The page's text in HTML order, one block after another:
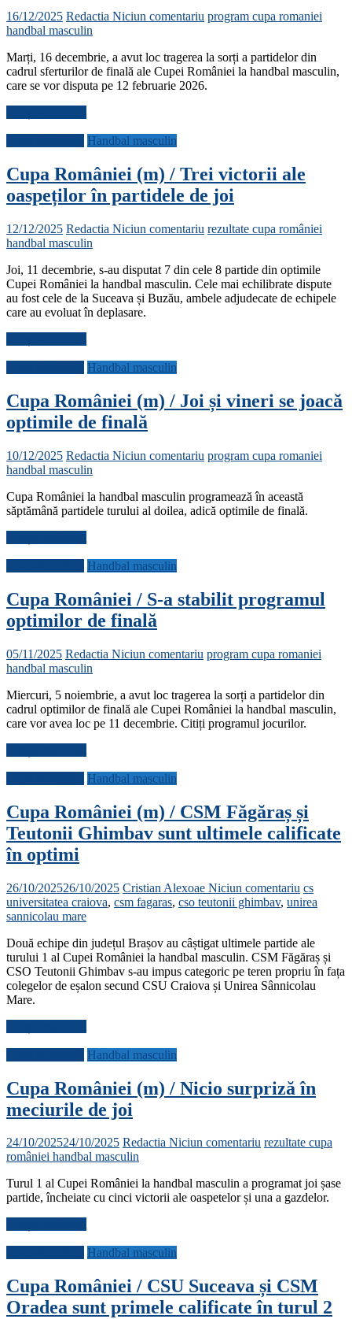
16/12/2025 Redactia Niciun comentariu program cupa romaniei
handbal masculin
Marți, 16 decembrie, a avut loc tragerea la sorți a partidelor din
cadrul sferturilor de finală ale Cupei României la handbal masculin,
care se vor disputa pe 12 februarie 2026.
Handbal masculin
Cupa României (m) / Trei victorii ale
oaspeților în partidele de joi
12/12/2025 Redactia Niciun comentariu rezultate cupa româniei
handbal masculin
Joi, 11 decembrie, s-au disputat 7 din cele 8 partide din optimile
Cupei României la handbal masculin. Cele mai echilibrate dispute
au fost cele de la Suceava și Buzău, ambele adjudecate de echipele
care au evoluat în deplasare.
Handbal masculin
Cupa României (m) / Joi și vineri se joacă
optimile de finală
10/12/2025 Redactia Niciun comentariu program cupa romaniei
handbal masculin
Cupa României la handbal masculin programează în această
săptămână partidele turului al doilea, adică optimile de finală.
Handbal masculin
Cupa României / S-a stabilit programul
optimilor de finală
05/11/2025 Redactia Niciun comentariu program cupa romaniei
handbal masculin
Miercuri, 5 noiembrie, a avut loc tragerea la sorți a partidelor din
cadrul optimilor de finală ale Cupei României la handbal masculin,
care vor avea loc pe 11 decembrie. Citiți programul jocurilor.
Handbal masculin
Cupa României (m) / CSM Făgăraș și
Teutonii Ghimbav sunt ultimele calificate
în optimi
26/10/202526/10/2025 Cristian Alexoae Niciun comentariu cs
universitatea craiova, csm fagaras, cso teutonii ghimbav, unirea
sannicolau mare
Două echipe din județul Brașov au câștigat ultimele partide ale
turului 1 al Cupei României la handbal masculin. CSM Făgăraș și
CSO Teutonii Ghimbav s-au impus categoric pe teren propriu în fața
colegelor de eșalon secund CSU Craiova și Unirea Sânnicolau
Mare.
Handbal masculin
Cupa României (m) / Nicio surpriză în
meciurile de joi
24/10/202524/10/2025 Redactia Niciun comentariu rezultate cupa
româniei handbal masculin
Turul 1 al Cupei României la handbal masculin a programat joi șase
partide, încheiate cu cinci victorii ale oaspetelor și una a gazdelor.
Handbal masculin
Cupa României / CSU Suceava și CSM
Oradea sunt primele calificate în turul 2